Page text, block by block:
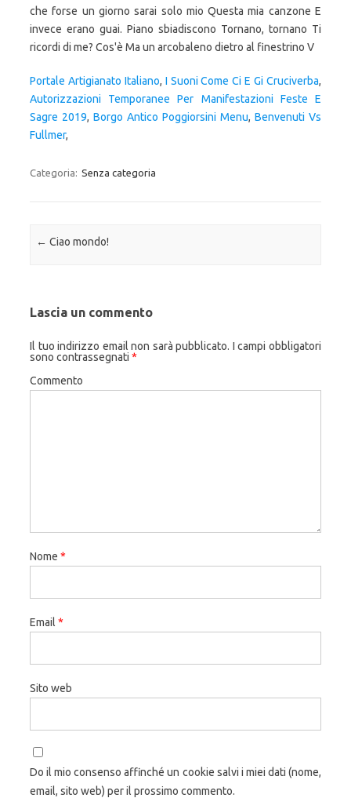
Portale Artigianato Italiano, I Suoni Come Ci E Gi Cruciverba,
Autorizzazioni Temporanee Per Manifestazioni Feste E
Sagre 2019, Borgo Antico Poggiorsini Menu, Benvenuti Vs
Fullmer,
Categoria: Senza categoria
Navigazione articolo
← Ciao mondo!
Lascia un commento
Il tuo indirizzo email non sarà pubblicato. I campi obbligatori
sono contrassegnati *
Commento
Nome *
Email *
Sito web
Do il mio consenso affinché un cookie salvi i miei dati (nome,
email, sito web) per il prossimo commento.